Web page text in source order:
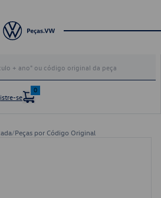
se
0
/Peças por Código Original